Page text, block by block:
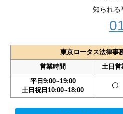
知られる
東京ロータス法律事
営業時間
土日営
平日9:00~19:00
土日祝日10:00~18:00
〇